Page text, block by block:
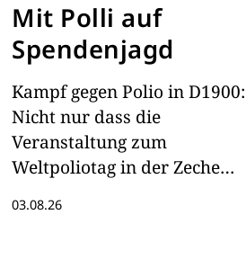
Mit Polli auf
Spendenjagd
Kampf gegen Polio in D1900:
Nicht nur dass die
Veranstaltung zum
Weltpoliotag in der Zeche
wird. Auch der Governor geht
03.08.26